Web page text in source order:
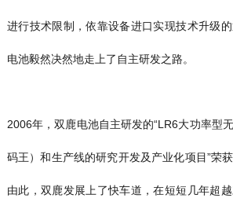
进行技术限制，依靠设备进口实现技术升级
电池毅然决然地走上了自主研发之路。
2006年，双鹿电池自主研发的“LR6大功率型
码王）和生产线的研究开发及产业化项目”荣
由此，双鹿发展上了快车道，在短短几年超